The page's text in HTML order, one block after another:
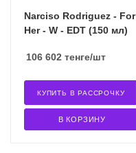
Narciso Rodriguez - For
Her - W - EDT (150 мл)
106 602 тенге/шт
В КОРЗИНУ
КУПИТЬ В РАССРОЧКУ